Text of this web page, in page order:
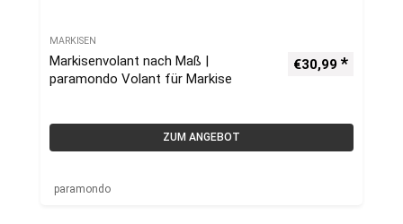
MARKISEN
Markisenvolant nach Maß |
paramondo Volant für Markise
€30,99
ZUM ANGEBOT
paramondo